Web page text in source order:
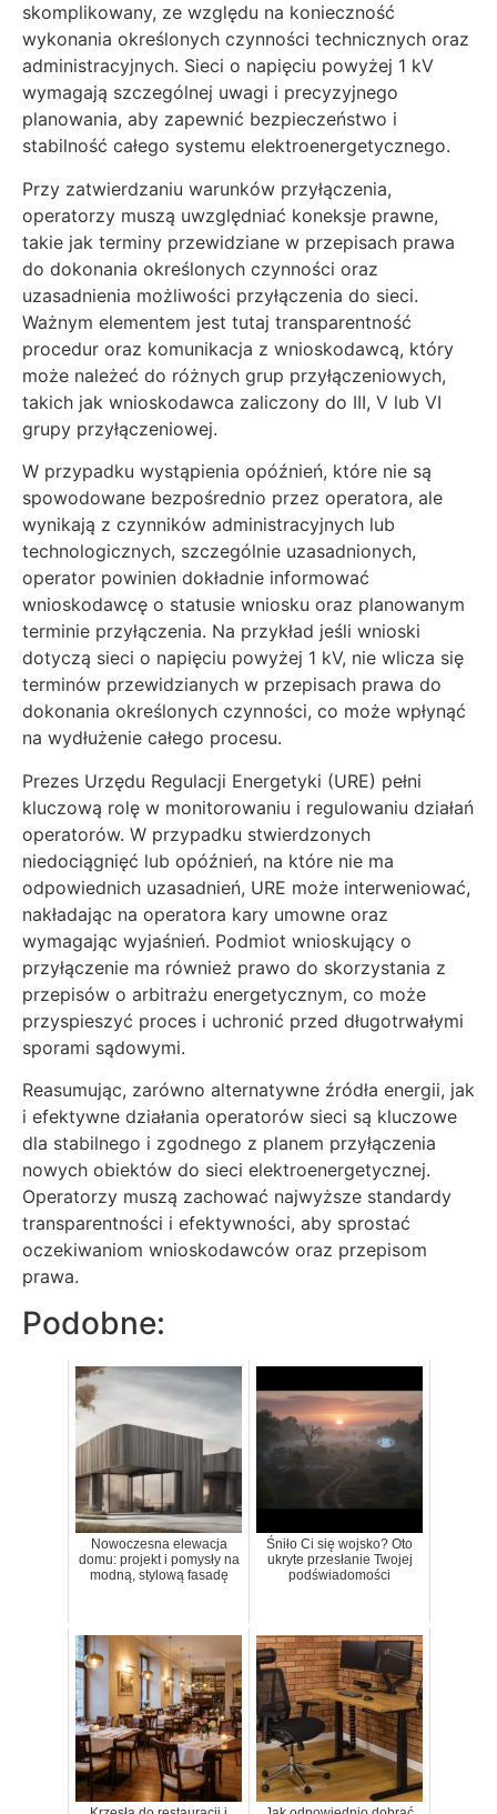
skomplikowany, ze względu na konieczność
wykonania określonych czynności technicznych oraz
administracyjnych. Sieci o napięciu powyżej 1 kV
wymagają szczególnej uwagi i precyzyjnego
planowania, aby zapewnić bezpieczeństwo i
stabilność całego systemu elektroenergetycznego.
Przy zatwierdzaniu warunków przyłączenia,
operatorzy muszą uwzględniać koneksje prawne,
takie jak terminy przewidziane w przepisach prawa
do dokonania określonych czynności oraz
uzasadnienia możliwości przyłączenia do sieci.
Ważnym elementem jest tutaj transparentność
procedur oraz komunikacja z wnioskodawcą, który
może należeć do różnych grup przyłączeniowych,
takich jak wnioskodawca zaliczony do III, V lub VI
grupy przyłączeniowej.
W przypadku wystąpienia opóźnień, które nie są
spowodowane bezpośrednio przez operatora, ale
wynikają z czynników administracyjnych lub
technologicznych, szczególnie uzasadnionych,
operator powinien dokładnie informować
wnioskodawcę o statusie wniosku oraz planowanym
terminie przyłączenia. Na przykład jeśli wnioski
dotyczą sieci o napięciu powyżej 1 kV, nie wlicza się
terminów przewidzianych w przepisach prawa do
dokonania określonych czynności, co może wpłynąć
na wydłużenie całego procesu.
Prezes Urzędu Regulacji Energetyki (URE) pełni
kluczową rolę w monitorowaniu i regulowaniu działań
operatorów. W przypadku stwierdzonych
niedociągnięć lub opóźnień, na które nie ma
odpowiednich uzasadnień, URE może interweniować,
nakładając na operatora kary umowne oraz
wymagając wyjaśnień. Podmiot wnioskujący o
przyłączenie ma również prawo do skorzystania z
przepisów o arbitrażu energetycznym, co może
przyspieszyć proces i uchronić przed długotrwałymi
sporami sądowymi.
Reasumując, zarówno alternatywne źródła energii, jak
i efektywne działania operatorów sieci są kluczowe
dla stabilnego i zgodnego z planem przyłączenia
nowych obiektów do sieci elektroenergetycznej.
Operatorzy muszą zachować najwyższe standardy
transparentności i efektywności, aby sprostać
oczekiwaniom wnioskodawców oraz przepisom
prawa.
Podobne:
Nowoczesna elewacja
domu: projekt i pomysły na
modną, stylową fasadę
Śniło Ci się wojsko? Oto
ukryte przesłanie Twojej
podświadomości